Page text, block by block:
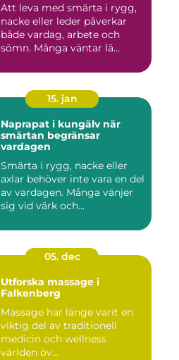
Att leva med smärta i rygg,
nacke eller leder påverkar
både vardag, arbete och
sömn. Många väntar lä...
15. jan
Naprapat i kungälv när
smärtan begränsar
vardagen
Smärta i rygg, nacke eller
axlar behöver inte vara en del
av vardagen. Många vänjer
sig vid värk och...
05. dec
Utforska massage i
Falkenberg
Massage har länge varit en
viktig del av traditionell
medicin och wellness
världen öv...